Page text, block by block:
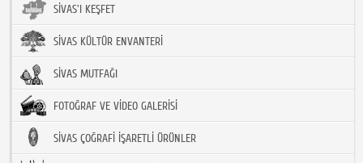
SİVAS'I KEŞFET
SİVAS KÜLTÜR ENVANTERİ
SİVAS MUTFAĞI
FOTOĞRAF VE VİDEO GALERİSİ
SİVAS ÇOĞRAFİ İŞARETLİ ÜRÜNLER